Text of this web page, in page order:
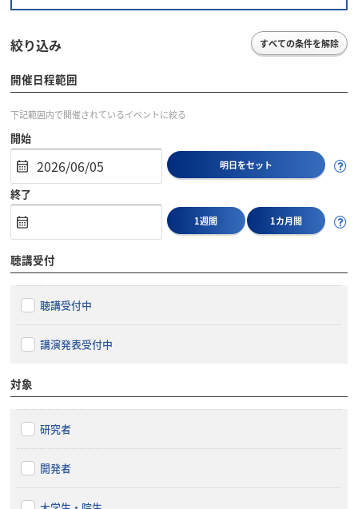
絞り込み すべての条件を解除
開催日程範囲
下記範囲内で開催されているイベントに絞る
開始
明日をセット
終了
1週間 1カ月間
聴講受付
聴講受付中
講演発表受付中
対象
研究者
開発者